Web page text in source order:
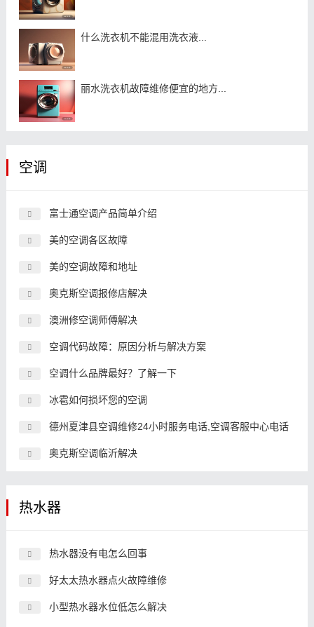
什么洗衣机不能混用洗衣液...
丽水洗衣机故障维修便宜的地方...
空调
富士通空调产品简单介绍
美的空调各区故障
美的空调故障和地址
奥克斯空调报修店解决
澳洲修空调师傅解决
空调代码故障：原因分析与解决方案
空调什么品牌最好？了解一下
冰雹如何损坏您的空调
德州夏津县空调维修24小时服务电话,空调客服中心电话
奥克斯空调临沂解决
热水器
热水器没有电怎么回事
好太太热水器点火故障维修
小型热水器水位低怎么解决